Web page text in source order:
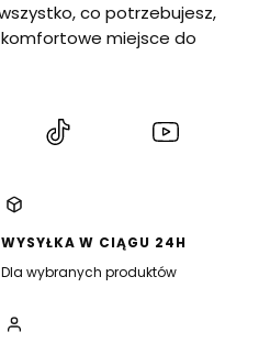
co potrzebujesz,
miejsce do
(Otwiera
(Otwiera
WYSYŁKA W CIĄGU 24H
Dla wybranych produktów